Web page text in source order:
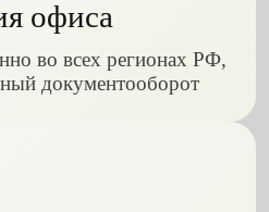
офиса
во всех регионах РФ,
документооборот